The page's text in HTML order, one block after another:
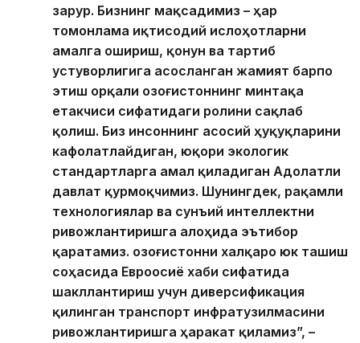
зарур. Бизнинг мақсадимиз – ҳар
томонлама иқтисодий ислоҳотларни
амалга ошириш, қонун ва тартиб
устуворлигига асосланган жамият барпо
этиш орқали Қозоғистоннинг минтақа
етакчиси сифатидаги ролини сақлаб
қолиш. Биз инсоннинг асосий ҳуқуқларини
кафолатлайдиган, юқори экологик
стандартларга амал қиладиган Адолатли
давлат қурмоқчимиз. Шунингдек, рақамли
технологиялар ва сунъий интеллектни
ривожлантиришга алоҳида эътибор
қаратамиз. Қозоғистонни халқаро юк ташиш
соҳасида Евроосиё хаби сифатида
шакллантириш учун диверсификация
қилинган транспорт инфратузилмасини
ривожлантиришга ҳаракат қиламиз”, –